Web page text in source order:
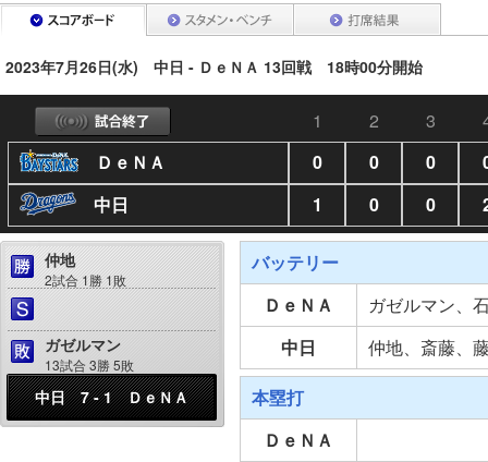
2023年7月26日(水) 中日 - ＤｅＮＡ 13回戦 18時00分開始
1 2 3
ＤｅＮＡ
0 0 0
中日
1 0 0
仲地
2試合 1勝 1敗
ガゼルマン
13試合 3勝 5敗
中日 7 - 1 ＤｅＮＡ
バッテリー
ＤｅＮＡ
ガゼルマン、
中日
仲地、斎藤、
本塁打
ＤｅＮＡ